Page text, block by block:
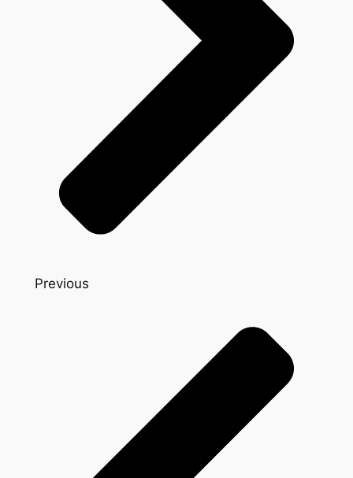
Previous